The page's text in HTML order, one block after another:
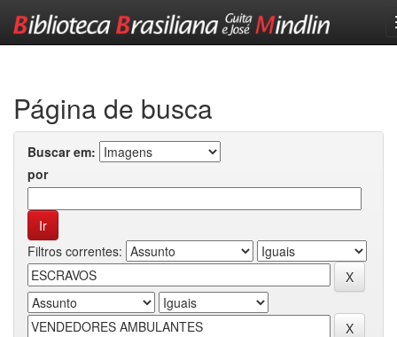
Página de busca
Buscar em:
por
Filtros correntes: